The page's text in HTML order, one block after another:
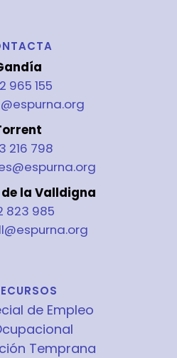
965 155
216 798
la Valldigna
823 985
de Empleo
Temprana